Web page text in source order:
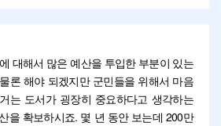
대해서 많은 예산을 투입한 부분이 있는
론 해야 되겠지만 군민들을 위해서 마음
는 도서가 굉장히 중요하다고 생각하는
을 확보하시죠. 몇 년 동안 보는데 200만